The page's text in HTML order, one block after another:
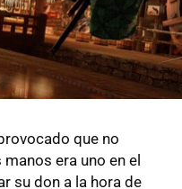
que no
era uno en el
su don a la hora de